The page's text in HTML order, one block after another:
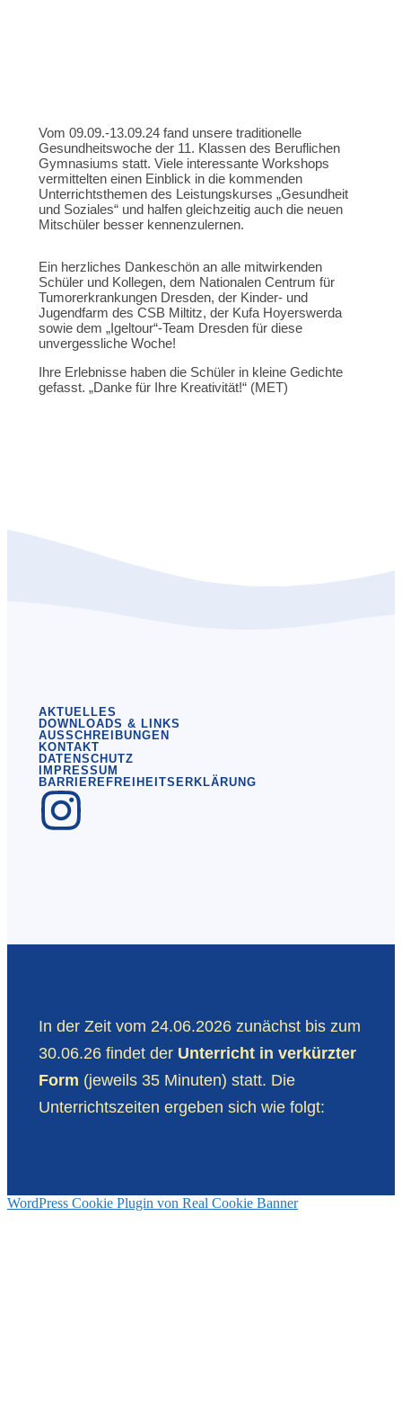
Vom 09.09.-13.09.24 fand unsere traditionelle
Gesundheitswoche der 11. Klassen des Beruflichen
Gymnasiums statt. Viele interessante Workshops
vermittelten einen Einblick in die kommenden
Unterrichtsthemen des Leistungskurses „Gesundheit
und Soziales“ und halfen gleichzeitig auch die neuen
Mitschüler besser kennenzulernen.
Ein herzliches Dankeschön an alle mitwirkenden
Schüler und Kollegen, dem Nationalen Centrum für
Tumorerkrankungen Dresden, der Kinder- und
Jugendfarm des CSB Miltitz, der Kufa Hoyerswerda
sowie dem „Igeltour“-Team Dresden für diese
unvergessliche Woche!
Ihre Erlebnisse haben die Schüler in kleine Gedichte
gefasst. „Danke für Ihre Kreativität!“ (MET)
AKTUELLES
DOWNLOADS & LINKS
AUSSCHREIBUNGEN
KONTAKT
DATENSCHUTZ
IMPRESSUM
BARRIEREFREIHEITSERKLÄRUNG
In der Zeit vom 24.06.2026 zunächst bis zum
30.06.26 findet der Unterricht in verkürzter
Form (jeweils 35 Minuten) statt. Die
Unterrichtszeiten ergeben sich wie folgt:
WordPress Cookie Plugin von Real Cookie Banner